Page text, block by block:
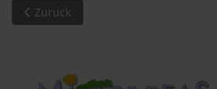
Vorheriger Beitrag: Begegnung mit
Zurück